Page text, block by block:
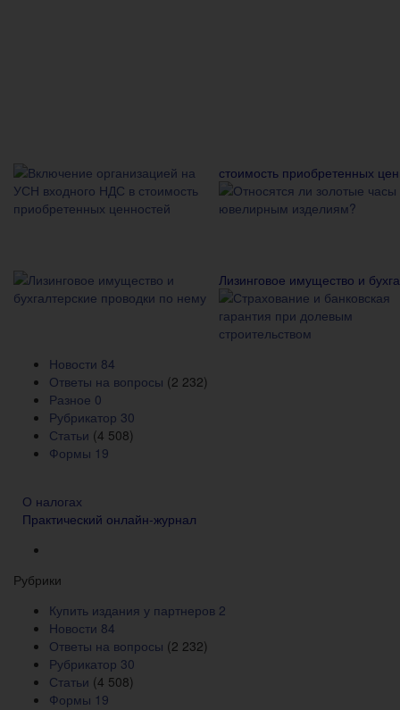
стоимость приобретенных
Лизинговое имущество и
Новости 84
Ответы на вопросы (2 232)
Разное 0
Рубрикатор 30
Статьи (4 508)
Формы 19
О налогах
Практический онлайн-журнал
Рубрики
Купить издания у партнеров 2
Новости 84
Ответы на вопросы (2 232)
Рубрикатор 30
Статьи (4 508)
Формы 19